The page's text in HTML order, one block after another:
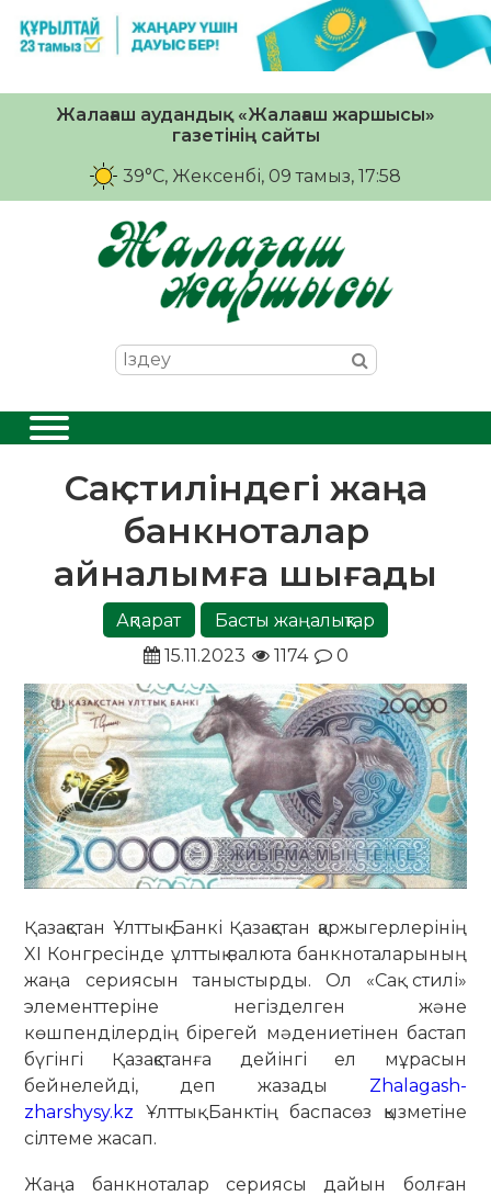
Жалағаш аудандық «Жалағаш жаршысы»
газетінің сайты
39°C, Жексенбі, 09 тамыз, 17:58
Сақ стиліндегі жаңа
банкноталар
айналымға шығады
Ақпарат
Басты жаңалықтар
15.11.2023
1174 0
Қазақстан Ұлттық Банкі Қазақстан қаржыгерлерінің
XI Конгресінде ұлттық валюта банкноталарының
жаңа сериясын таныстырды. Ол «Сақ стилі»
элементтеріне негізделген және
көшпенділердің бірегей мәдениетінен бастап
бүгінгі Қазақстанға дейінгі ел мұрасын
бейнелейді, деп жазады Zhalagash-
zharshysy.kz Ұлттық Банктің баспасөз қызметіне
сілтеме жасап.
Жаңа банкноталар сериясы дайын болған